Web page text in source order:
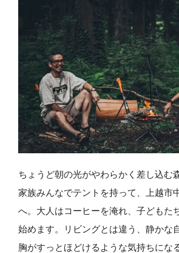
ちょうど朝の光がやわらかく差し込む
家族みんなでテントを持って、上越市
へ。大人はコーヒーを淹れ、子どもた
始めます。リビングとは違う、静かな
胸がすっとほどけるような気持ちにな